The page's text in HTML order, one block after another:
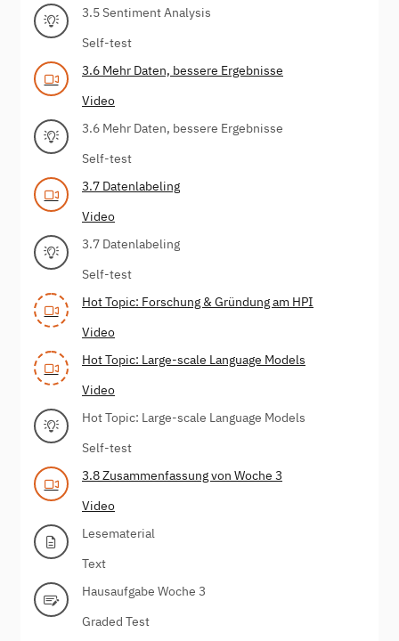
3.5 Sentiment Analysis
Self-test
3.6 Mehr Daten, bessere Ergebnisse
Video
3.6 Mehr Daten, bessere Ergebnisse
Self-test
3.7 Datenlabeling
Video
3.7 Datenlabeling
Self-test
Hot Topic: Forschung & Gründung am HPI
Video
Hot Topic: Large-scale Language Models
Video
Hot Topic: Large-scale Language Models
Self-test
3.8 Zusammenfassung von Woche 3
Video
Lesematerial
Text
Hausaufgabe Woche 3
Graded Test